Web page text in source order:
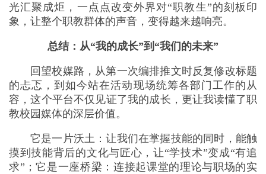
光汇聚成炬，一点点改变外界对“职教生”的刻板印
象，让整个职教群体的声音，变得越来越响亮。
总结：从“我的成长”到“我们的未来”
回望校媒路，从第一次编排推文时反复修改标题
的忐忑，到如今站在活动现场统筹各部门工作的从
容，这个平台不仅见证了我的成长，更让我读懂了职
教校园媒体的深层价值。
它是一片沃土：让我们在掌握技能的同时，能触
摸到技能背后的文化与匠心，让“学技术”变成“有追
求”；它是一座桥梁：连接起课堂的理论与职场的实